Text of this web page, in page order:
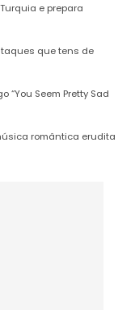
e prepara
que tens de
“You Seem Pretty Sad
romântica erudita